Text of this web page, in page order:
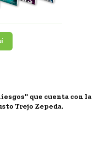
que cuenta con la
Trejo Zepeda.